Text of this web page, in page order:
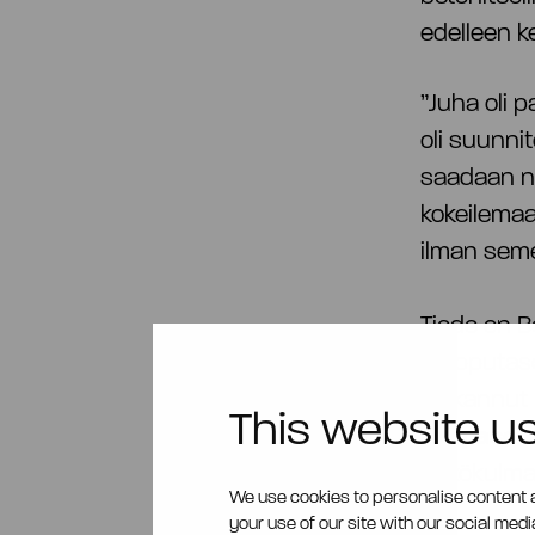
This website
We use cookies to personalise content
your use of our site with our social
edelleen
”Juha oli
oli
saadaan
ilman
Tiede on
Piispasen